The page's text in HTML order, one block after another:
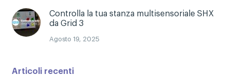
Controlla la tua stanza multisensoriale SHX
da Grid 3
Agosto 19, 2025
Articoli recenti